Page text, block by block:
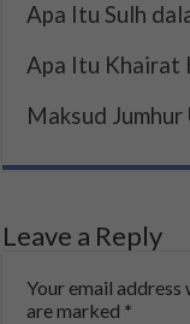
Apa Itu Sulh
Apa Itu Khairat
Maksud Jumhur
Leave a Reply
Your email
are marked *